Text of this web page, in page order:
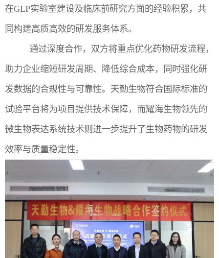
在GLP实验室建设及临床前研究方面的经验积累，共
同构建高质高效的研发服务体系。
通过深度合作，双方将重点优化药物研发流程，
助力企业缩短研发周期、降低综合成本，同时强化研
发数据的合规性与可靠性。天勤生物符合国际标准的
试验平台将为项目提供技术保障，而耀海生物领先的
微生物表达系统技术则进一步提升了生物药物的研发
效率与质量稳定性。